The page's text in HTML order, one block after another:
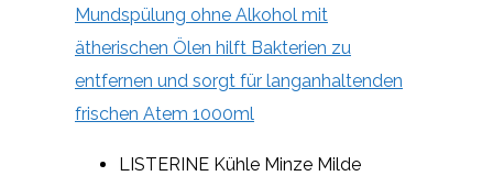
Mundspülung ohne Alkohol mit
ätherischen Ölen hilft Bakterien zu
entfernen und sorgt für langanhaltenden
frischen Atem 1000ml
LISTERINE Kühle Minze Milde